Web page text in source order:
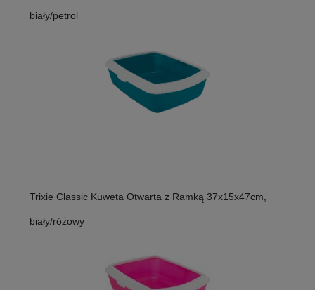
biały/petrol
Trixie Classic Kuweta Otwarta z Ramką 37x15x47cm,
biały/różowy